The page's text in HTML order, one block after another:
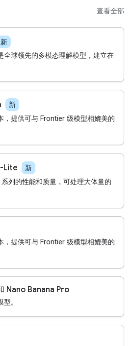
查看全部
新
全球领先的多模态理解模型，建立在
新
，提供可与 Frontier 级模型相媲美的
Lite 新
列的性能和质量，可处理大体量的
，提供可与 Frontier 级模型相媲美的
Nano Banana Pro
。